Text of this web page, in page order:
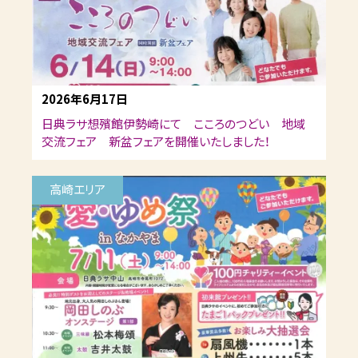
2026年6月17日
日典ラサ想殯館伊勢崎にて こころのつどい 地域
交流フェア 新盆フェアを開催いたしました！
高崎エリア